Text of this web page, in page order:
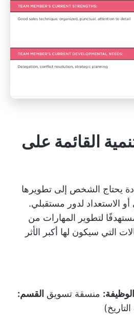
القائمة على
يحتاج الشخص إلى تطويرها
الاستعداد لدور مستقبلي.
لتطوير المهارات من
التي سيكون لها أكبر الأثر
الوظيفة: منسقة تسويق القسم: